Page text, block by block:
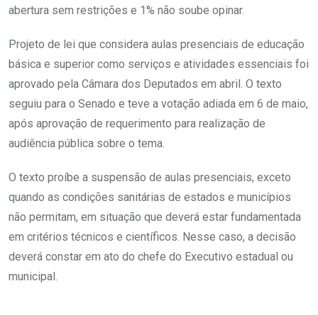
abertura sem restrições e 1% não soube opinar.
Projeto de lei que considera aulas presenciais de educação
básica e superior como serviços e atividades essenciais foi
aprovado pela Câmara dos Deputados em abril. O texto
seguiu para o Senado e teve a votação adiada em 6 de maio,
após aprovação de requerimento para realização de
audiência pública sobre o tema.
O texto proíbe a suspensão de aulas presenciais, exceto
quando as condições sanitárias de estados e municípios
não permitam, em situação que deverá estar fundamentada
em critérios técnicos e científicos. Nesse caso, a decisão
deverá constar em ato do chefe do Executivo estadual ou
municipal.